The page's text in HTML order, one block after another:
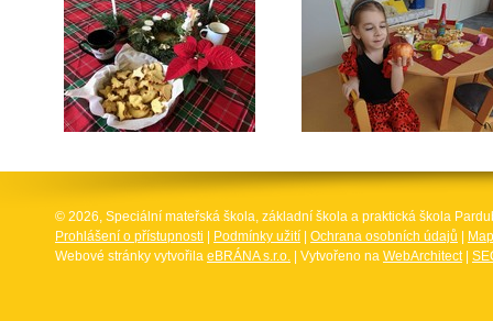
© 2026, Speciální mateřská škola, základní škola a praktická škola
Prohlášení o přístupnosti
Podmínky užití Ochrana osobních údajů
Webové stránky vytvořila eBRÁNA s.r.o. | Vytvořeno na WebArchitect|